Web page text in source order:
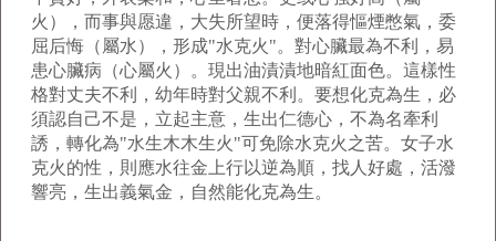
火），而事與愿違，大失所望時，便落得慪煙憋氣，委
屈后悔（屬水），形成"水克火"。對心臟最為不利，易
患心臟病（心屬火）。現出油漬漬地暗紅面色。這樣性
格對丈夫不利，幼年時對父親不利。要想化克為生，必
須認自己不是，立起主意，生出仁德心，不為名牽利
誘，轉化為"水生木木生火"可免除水克火之苦。女子水
克火的性，則應水往金上行以逆為順，找人好處，活潑
響亮，生出義氣金，自然能化克為生。